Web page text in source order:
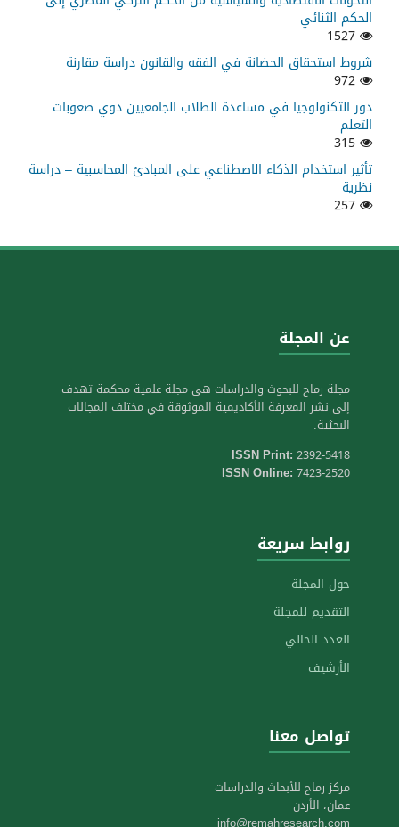
الحكم الثنائي
شروط استحقاق الحضانة في الفقه والقانون دراسة مقارنة
دور التكنولوجيا في مساعدة الطلاب الجامعيين ذوي صعوبات
التعلم
تأثير استخدام الذكاء الاصطناعي على المبادئ المحاسبية – دراسة
نظرية
عن المجلة
مجلة رماح للبحوث والدراسات هي مجلة علمية محكمة تهدف
إلى نشر المعرفة الأكاديمية الموثوقة في مختلف المجالات
البحثية.
ISSN Print: 2392-5418
ISSN Online: 7423-2520
روابط سريعة
حول المجلة
التقديم للمجلة
العدد الحالي
الأرشيف
تواصل معنا
مركز رماح للأبحاث والدراسات
عمان، الأردن